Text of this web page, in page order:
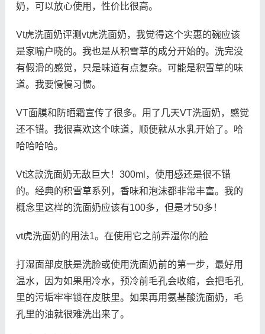
奶，可以放心使用，性价比很高。
Vt虎洗面奶评测vt虎洗面奶，我觉得这个实惠的碗应该
是家喻户晓的。我也是从积雪草的成分开始的。洗完没
有假滑的感觉，只是味道有点复杂。可能是积雪草的味
道。我要慢慢习惯。
VT面膜和防晒霜宣传了很多。用了几天VT洗面奶，感觉
还不错。我很喜欢这个味道，顺便就从水乳开始了。哈
哈哈哈哈。
Vt这款洗面奶无敌巨大！300ml，使用感还是很不错
的。经典的积雪草系列，香味和泡沫都非常丰富。我的
概念里这样的洗面奶应该有100多，但是才50多！
vt虎洗面奶的用法1。在使用它之前弄湿你的脸
打湿面部皮肤是洗脸或使用洗面奶前的第一步，最好用
温水，因为如果用冷水，预冷前毛孔会收缩，会把毛孔
里的污垢牢牢锁在皮肤里。如果再用氨基酸洗面奶，毛
孔里的油就很难洗出来了。